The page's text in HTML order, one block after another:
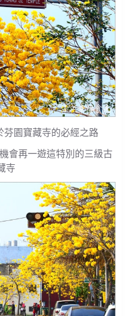
芬園寶藏寺的必經之路
會再一遊這特別的三級古
寺